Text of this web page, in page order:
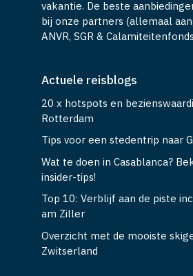
bij onze partners (allemaal
ANVR, SGR &
20 x hotspots en
Rotterdam
Wat te doen in Casablanca?
insider-tips!
Top 10: Verblijf aan de piste
am Ziller
Zwitserland